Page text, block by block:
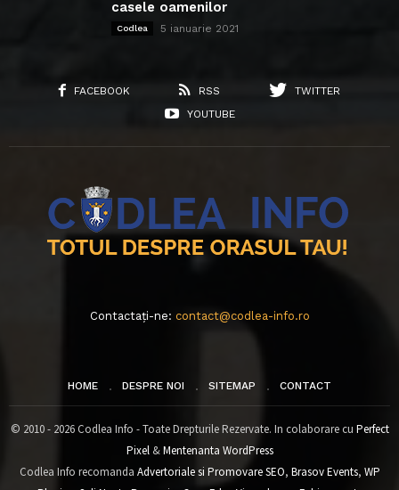
casele oamenilor
Codlea 5 ianuarie 2021
FACEBOOK RSS
TWITTER
YOUTUBE
Contactați-ne: contact@codlea-info.ro
HOME DESPRE NOI SITEMAP CONTACT
© 2010 - 2026 Codlea Info - Toate Drepturile Rezervate. In colaborare cu Perfect
Pixel&Mentenanta WordPress
Codlea Info recomanda Advertoriale si Promovare SEO, Brasov Events, WP